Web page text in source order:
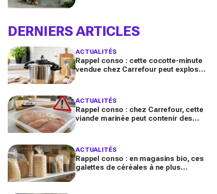
DERNIERS ARTICLES
ACTUALITÉS
Rappel conso : cette cocotte-minute
vendue chez Carrefour peut exploser
ACTUALITÉS
Rappel conso : chez Carrefour, cette
viande marinée peut contenir des
ACTUALITÉS
Rappel conso : en magasins bio, ces
galettes de céréales à ne plus